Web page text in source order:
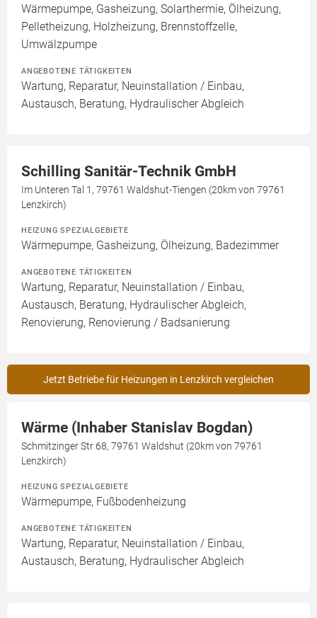
Wärmepumpe, Gasheizung, Solarthermie, Ölheizung,
Pelletheizung, Holzheizung, Brennstoffzelle,
Umwälzpumpe
ANGEBOTENE TÄTIGKEITEN
Wartung, Reparatur, Neuinstallation / Einbau,
Austausch, Beratung, Hydraulischer Abgleich
Schilling Sanitär-Technik GmbH
Im Unteren Tal 1, 79761 Waldshut-Tiengen (20km von 79761
Lenzkirch)
HEIZUNG SPEZIALGEBIETE
Wärmepumpe, Gasheizung, Ölheizung, Badezimmer
ANGEBOTENE TÄTIGKEITEN
Wartung, Reparatur, Neuinstallation / Einbau,
Austausch, Beratung, Hydraulischer Abgleich,
Renovierung, Renovierung / Badsanierung
Jetzt Betriebe für Heizungen in Lenzkirch vergleichen
Wärme (Inhaber Stanislav Bogdan)
Schmitzinger Str 68, 79761 Waldshut (20km von 79761
Lenzkirch)
HEIZUNG SPEZIALGEBIETE
Wärmepumpe, Fußbodenheizung
ANGEBOTENE TÄTIGKEITEN
Wartung, Reparatur, Neuinstallation / Einbau,
Austausch, Beratung, Hydraulischer Abgleich